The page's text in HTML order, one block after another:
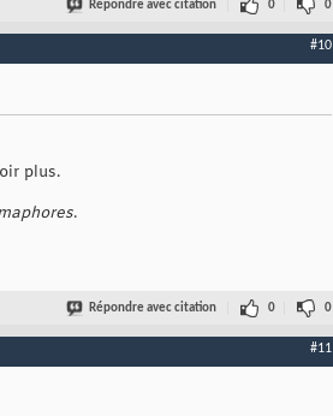
Répondre avec citation 0 0
#10
plus.
.
Répondre avec citation 0 0
#11